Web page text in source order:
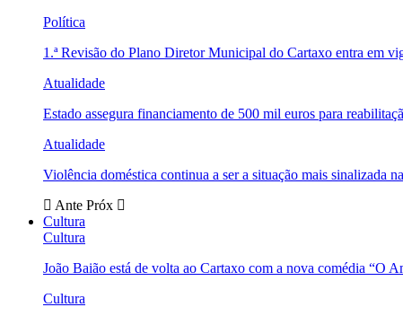
Política
1.ª Revisão do Plano Diretor Municipal do Cartaxo entra em
Atualidade
Estado assegura financiamento de 500 mil euros para
Atualidade
Violência doméstica continua a ser a situação mais sinalizada
Ante Próx
Cultura
Cultura
João Baião está de volta ao Cartaxo com a nova comédia “O
Cultura